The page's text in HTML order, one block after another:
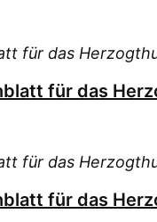
für das
für das
für das
für das